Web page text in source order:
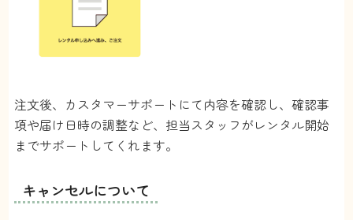
注文後、カスタマーサポートにて内容を確認し、確認事
項や届け日時の調整など、担当スタッフがレンタル開始
までサポートしてくれます。
キャンセルについて